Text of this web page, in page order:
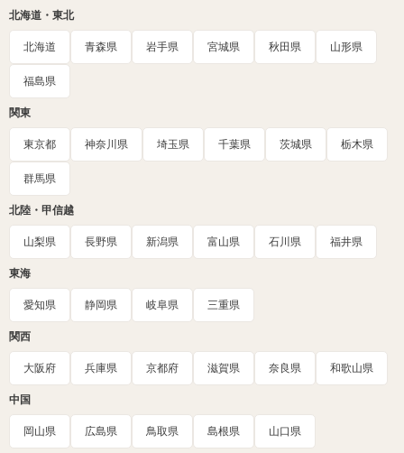
北海道・東北
北海道 青森県 岩手県 宮城県 秋田県 山形県
福島県
関東
東京都 神奈川県 埼玉県 千葉県 茨城県 栃木県
群馬県
北陸・甲信越
山梨県 長野県 新潟県 富山県 石川県 福井県
東海
愛知県 静岡県 岐阜県 三重県
関西
大阪府 兵庫県 京都府 滋賀県 奈良県 和歌山県
中国
岡山県 広島県 鳥取県 島根県 山口県